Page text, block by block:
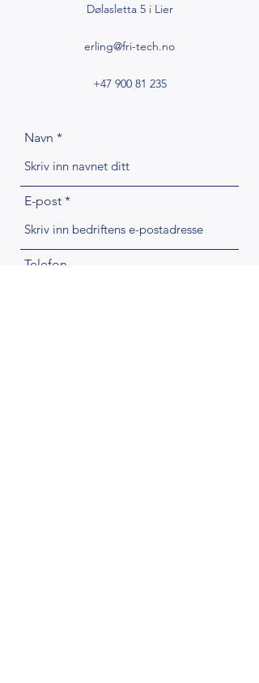
Dølasletta 5 i Lier
erling@fri-tech.no
+47 900 81 235
Navn
E-post
Telefon